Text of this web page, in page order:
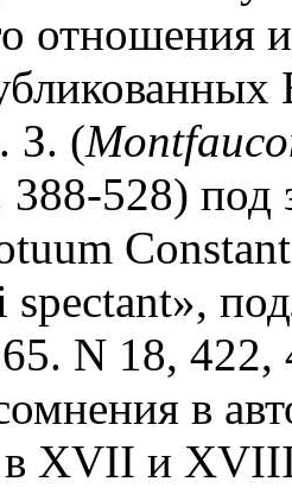
отношения
З. (
528) под
N 18,
в
в XVII и